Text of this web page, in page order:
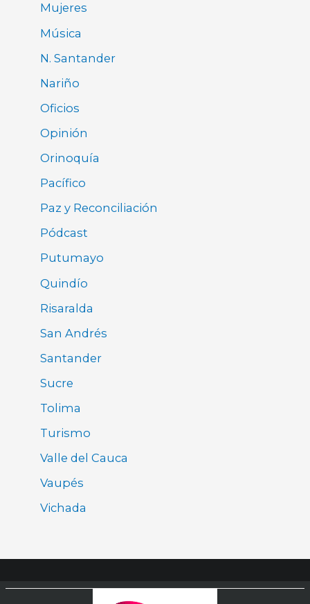
Mujeres
Música
N. Santander
Nariño
Oficios
Opinión
Orinoquía
Pacífico
Paz y Reconciliación
Pódcast
Putumayo
Quindío
Risaralda
San Andrés
Santander
Sucre
Tolima
Turismo
Valle del Cauca
Vaupés
Vichada